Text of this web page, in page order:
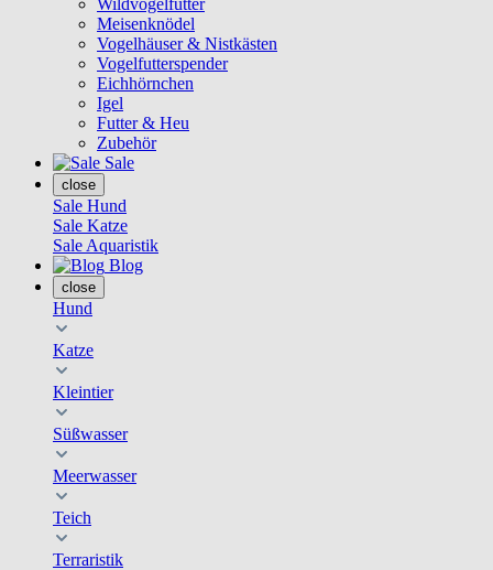
Wildvogelfutter
Meisenknödel
Vogelhäuser & Nistkästen
Vogelfutterspender
Eichhörnchen
Igel
Futter & Heu
Zubehör
Sale
close
Sale Hund
Sale Katze
Sale Aquaristik
Blog
close
Hund
Katze
Kleintier
Süßwasser
Meerwasser
Teich
Terraristik